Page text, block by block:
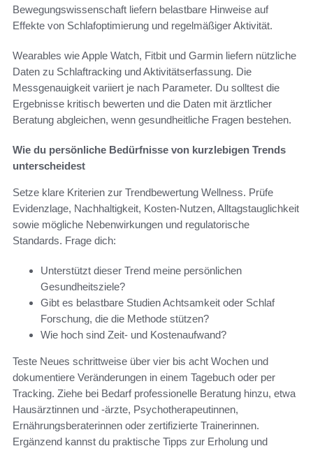
Bewegungswissenschaft liefern belastbare Hinweise auf
Effekte von Schlafoptimierung und regelmäßiger Aktivität.
Wearables wie Apple Watch, Fitbit und Garmin liefern nützliche
Daten zu Schlaftracking und Aktivitätserfassung. Die
Messgenauigkeit variiert je nach Parameter. Du solltest die
Ergebnisse kritisch bewerten und die Daten mit ärztlicher
Beratung abgleichen, wenn gesundheitliche Fragen bestehen.
Wie du persönliche Bedürfnisse von kurzlebigen Trends
unterscheidest
Setze klare Kriterien zur Trendbewertung Wellness. Prüfe
Evidenzlage, Nachhaltigkeit, Kosten-Nutzen, Alltagstauglichkeit
sowie mögliche Nebenwirkungen und regulatorische
Standards. Frage dich:
Unterstützt dieser Trend meine persönlichen
Gesundheitsziele?
Gibt es belastbare Studien Achtsamkeit oder Schlaf
Forschung, die die Methode stützen?
Wie hoch sind Zeit- und Kostenaufwand?
Teste Neues schrittweise über vier bis acht Wochen und
dokumentiere Veränderungen in einem Tagebuch oder per
Tracking. Ziehe bei Bedarf professionelle Beratung hinzu, etwa
Hausärztinnen und -ärzte, Psychotherapeutinnen,
Ernährungsberaterinnen oder zertifizierte Trainerinnen.
Ergänzend kannst du praktische Tipps zur Erholung und